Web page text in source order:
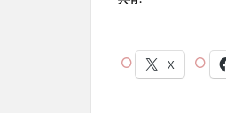
X